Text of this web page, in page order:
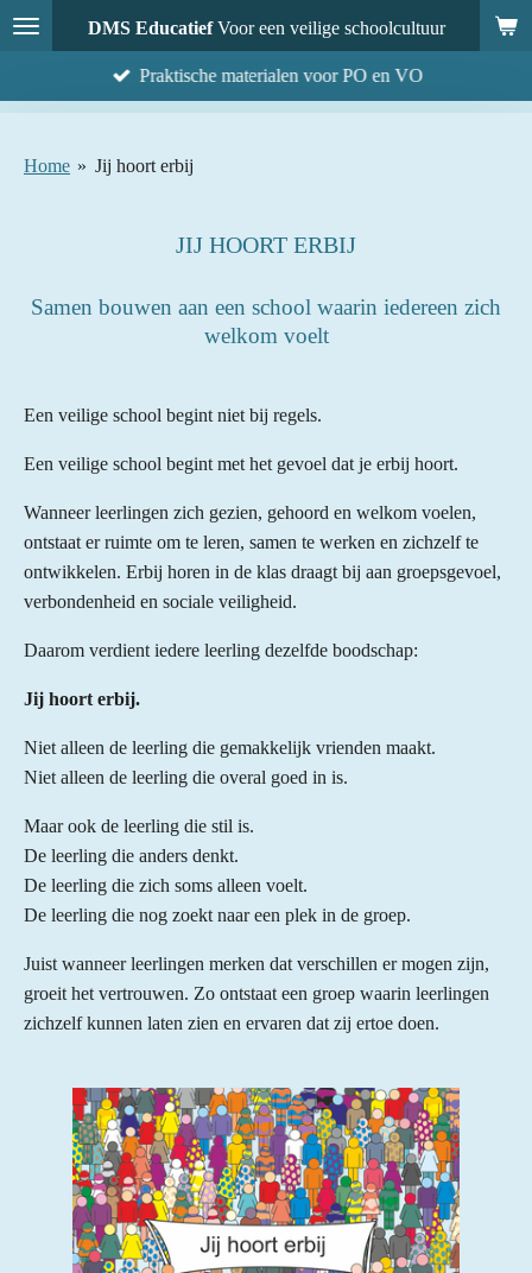
Ga
direct
DMS EducatiefVoor een veilige schoolcultuur
Praktische materialen voor PO en VO
Home » Jij hoort erbij
JIJ HOORT ERBIJ
Samen bouwen aan een school waarin iedereen zich
welkom voelt
Een veilige school begint niet bij regels.
Een veilige school begint met het gevoel dat je erbij hoort.
Wanneer leerlingen zich gezien, gehoord en welkom voelen,
ontstaat er ruimte om te leren, samen te werken en zichzelf te
ontwikkelen. Erbij horen in de klas draagt bij aan groepsgevoel,
verbondenheid en sociale veiligheid.
Daarom verdient iedere leerling dezelfde boodschap:
Jij hoort erbij.
Niet alleen de leerling die gemakkelijk vrienden maakt.
Niet alleen de leerling die overal goed in is.
Maar ook de leerling die stil is.
De leerling die anders denkt.
De leerling die zich soms alleen voelt.
De leerling die nog zoekt naar een plek in de groep.
Juist wanneer leerlingen merken dat verschillen er mogen zijn,
groeit het vertrouwen. Zo ontstaat een groep waarin leerlingen
zichzelf kunnen laten zien en ervaren dat zij ertoe doen.